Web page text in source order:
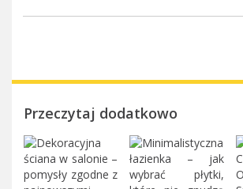
Przeczytaj dodatkowo